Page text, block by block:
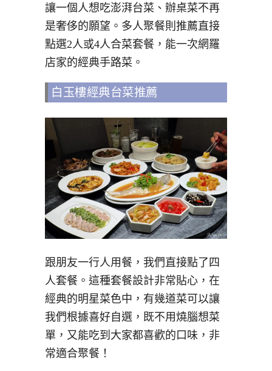
讓一個人想吃澎湃台菜、辦桌菜不再
是奢侈的願望。多人聚餐則推薦直接
點選2人或4人合菜套餐，能一次網羅
店家的經典手路菜。
白玉樓經典台菜推薦
跟朋友一行人用餐，我們直接點了四
人套餐。這種套餐設計非常貼心，在
經典的明星菜色中，有幾道菜可以讓
我們根據喜好自選，既不用燒腦想菜
單，又能吃到大家都喜歡的口味，非
常適合聚餐！